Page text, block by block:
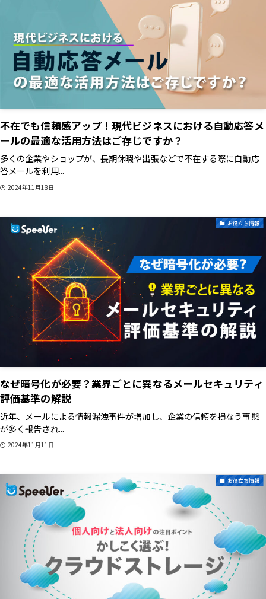
不在でも信頼感アップ！現代ビジネスにおける自動応答メ
ールの最適な活用方法はご存じですか？
多くの企業やショップが、長期休暇や出張などで不在する際に自動応
答メールを利用...
2024年11月18日
お役立ち情報
なぜ暗号化が必要？業界ごとに異なるメールセキュリティ
評価基準の解説
近年、メールによる情報漏洩事件が増加し、企業の信頼を損なう事態
が多く報告され...
2024年11月11日
お役立ち情報